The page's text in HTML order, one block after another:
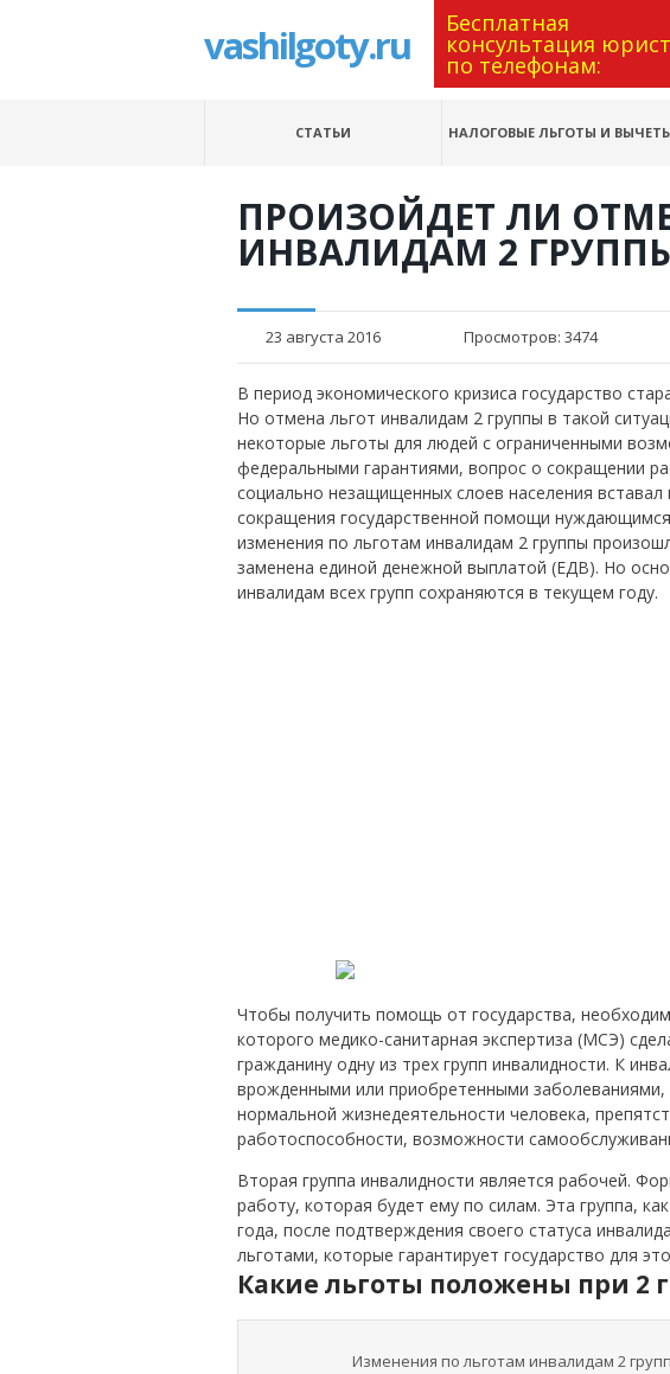
vashilgoty.ru Бесплатная
консультация
по телефонам:
СТАТЬИ НАЛОГОВЫЕ ЛЬГОТЫ И
ПРОИЗОЙДЕТ ЛИ
ИНВАЛИДАМ 2
23 августа 2016 Просмотров: 3474
В период экономического кризиса государство
Но отмена льгот инвалидам 2 группы в такой
некоторые льготы для людей с ограниченными
федеральными гарантиями, вопрос о сокращении
социально незащищенных слоев населения
сокращения государственной помощи
изменения по льготам инвалидам 2 группы
заменена единой денежной выплатой (ЕДВ). Но
инвалидам всех групп сохраняются в текущем году.
Чтобы получить помощь от государства,
которого медико-санитарная экспертиза (МСЭ)
гражданину одну из трех групп инвалидности. К
врожденными или приобретенными
нормальной жизнедеятельности человека,
работоспособности, возможности
Вторая группа инвалидности является рабочей.
работу, которая будет ему по силам. Эта группа,
года, после подтверждения своего статуса
льготами, которые гарантирует государство для
Какие льготы положены при 2
Изменения по льготам инвалидам 2